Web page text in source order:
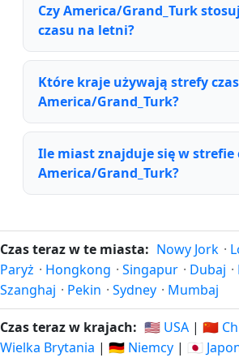
Czy America/Grand_Turk
czasu na letni?
Które kraje używają strefy
America/Grand_Turk?
Ile miast znajduje się w strefie
America/Grand_Turk?
Czas teraz w te miasta: Nowy Jork ·
Paryż · Hongkong · Singapur · Dubaj ·
Szanghaj · Pekin · Sydney · Mumbaj
Czas teraz w krajach: 🇺🇸 USA | 🇨🇳
Wielka Brytania | 🇩🇪 Niemcy | 🇯🇵